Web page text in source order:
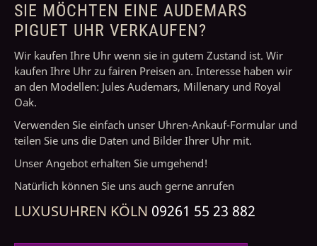
SIE MÖCHTEN EINE AUDEMARS
PIGUET UHR VERKAUFEN?
Wir kaufen Ihre Uhr wenn sie in gutem Zustand ist. Wir
kaufen Ihre Uhr zu fairen Preisen an. Interesse haben wir
an den Modellen: Jules Audemars, Millenary und Royal
Oak.
Verwenden Sie einfach unser Uhren-Ankauf-Formular und
teilen Sie uns die Daten und Bilder Ihrer Uhr mit.
Unser Angebot erhalten Sie umgehend!
Natürlich können Sie uns auch gerne anrufen
LUXUSUHREN KÖLN 09261 55 23 882